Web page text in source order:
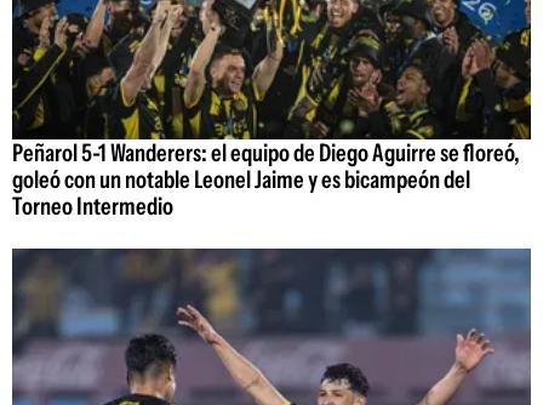
Peñarol 5-1 Wanderers: el equipo de Diego Aguirre se floreó,
goleó con un notable Leonel Jaime y es bicampeón del
Torneo Intermedio